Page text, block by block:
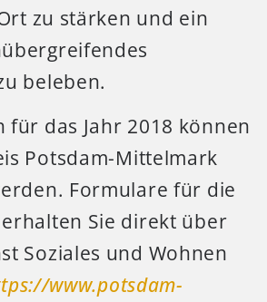
zu stärken und ein
beleben.
für das Jahr 2018 können
Potsdam-Mittelmark
Formulare für die
Sie direkt über
Soziales und Wohnen
www.potsdam-